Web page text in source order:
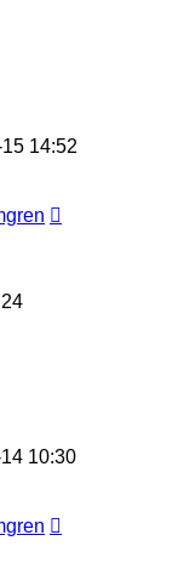
14:52
10:30